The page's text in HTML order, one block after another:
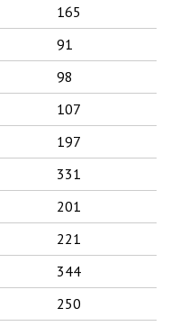
165
91
98
107
197
331
201
221
344
250